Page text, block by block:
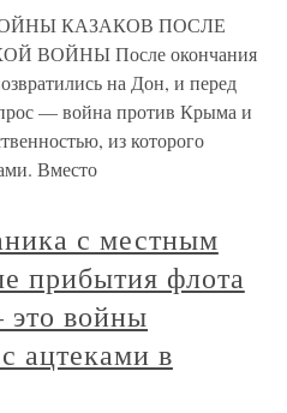
КАЗАКОВ ПОСЛЕ
ВОЙНЫ После окончания
на Дон, и перед
— война против Крыма и
из которого
Вместо
с местным
прибытия флота
войны
ацтеками в